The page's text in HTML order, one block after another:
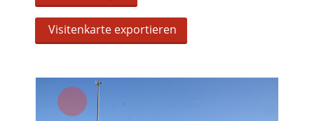
Visitenkarte exportieren